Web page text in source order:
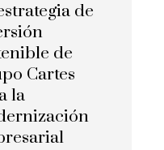
de
de
Cartes
la